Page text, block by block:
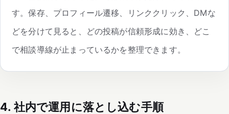
す。保存、プロフィール遷移、リンククリック、DMな
どを分けて見ると、どの投稿が信頼形成に効き、どこ
で相談導線が止まっているかを整理できます。
4. 社内で運用に落とし込む手順